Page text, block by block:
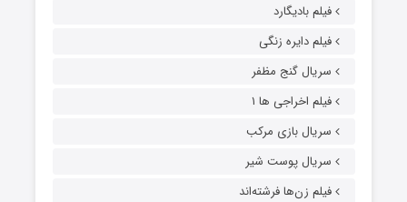
فیلم بادیگارد
فیلم دایره زنگی
سریال گنج مظفر
فیلم اخراجی ها ۱
سریال بازی مرکب
سریال پوست شیر
فیلم زن‌ها فرشته‌اند